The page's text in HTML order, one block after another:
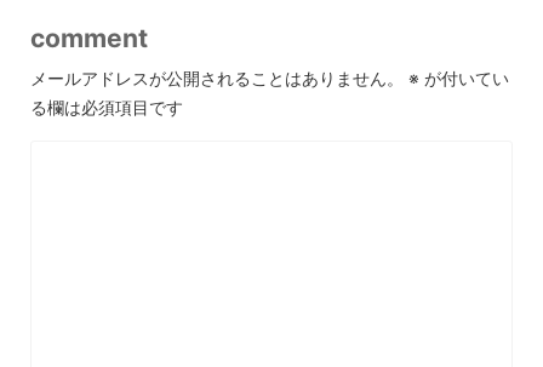
comment
メールアドレスが公開されることはありません。 ※ が付いてい
る欄は必須項目です